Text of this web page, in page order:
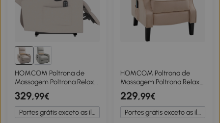
HOMCOM Poltrona de
Massagem Poltrona Relax
Elétrica com 4 Modos de
Vibração Reclinação 145°
Estofada em Microfibra
Controlo Remoto Mesa 2
329,99€
Portes grátis exceto as ilhas
HOMCOM Poltrona de
Massagem Poltrona Relax
Reclinável com Controlo
Remoto 2 Áreas de
Massagem Bolso Lateral
78x83x101 cm Bege
229,99€
Portes grátis exceto as ilhas